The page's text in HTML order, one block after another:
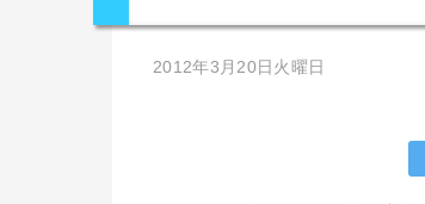
2012年3月20日火曜日